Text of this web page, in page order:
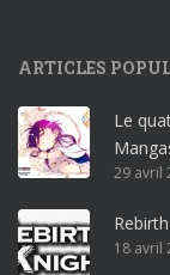
r
o
ff
i
c
e
3
ARTICLES
Le
29 avril
18 avril